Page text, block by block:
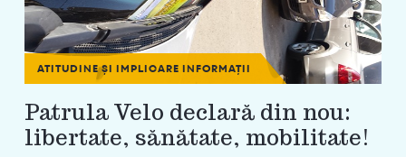
ATITUDINE ȘI IMPLICARE INFORMAȚII
Patrula Velo declară din nou:
libertate, sănătate, mobilitate!